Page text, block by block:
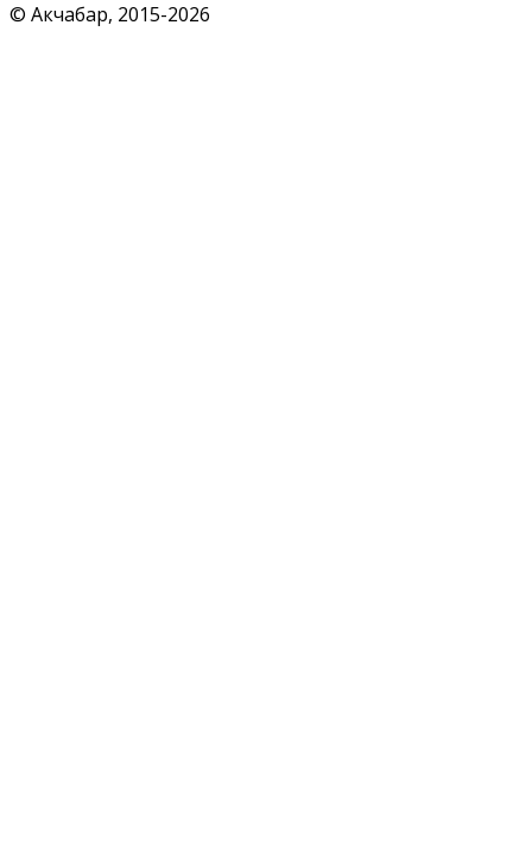
© Акчабар, 2015-2026